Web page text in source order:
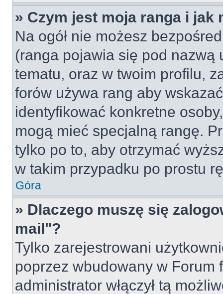
» Czym jest moja ranga i jak
Na ogół nie możesz
(ranga pojawia się pod
tematu, oraz w twoim profilu,
forów używa rang aby
identyfikować konkretne
mogą mieć specjalną rangę.
tylko po to, aby otrzymać
w takim przypadku po prostu
Góra
» Dlaczego muszę się
mail"?
Tylko zarejestrowani
poprzez wbudowany w Forum
administrator włączył tą